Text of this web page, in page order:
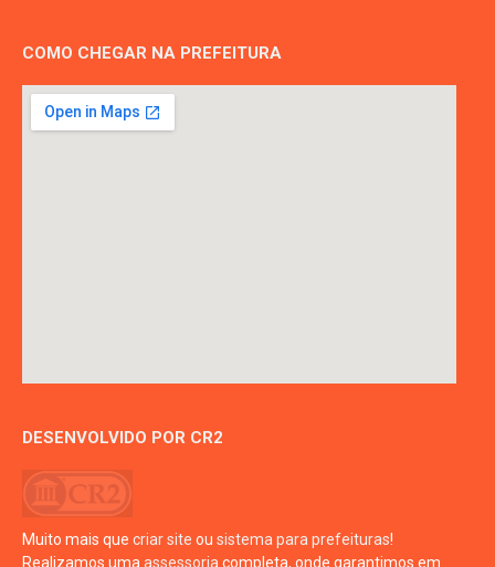
COMO CHEGAR NA PREFEITURA
DESENVOLVIDO POR CR2
Muito mais que criar site ou sistema para prefeituras!
Realizamos uma assessoria completa, onde garantimos em